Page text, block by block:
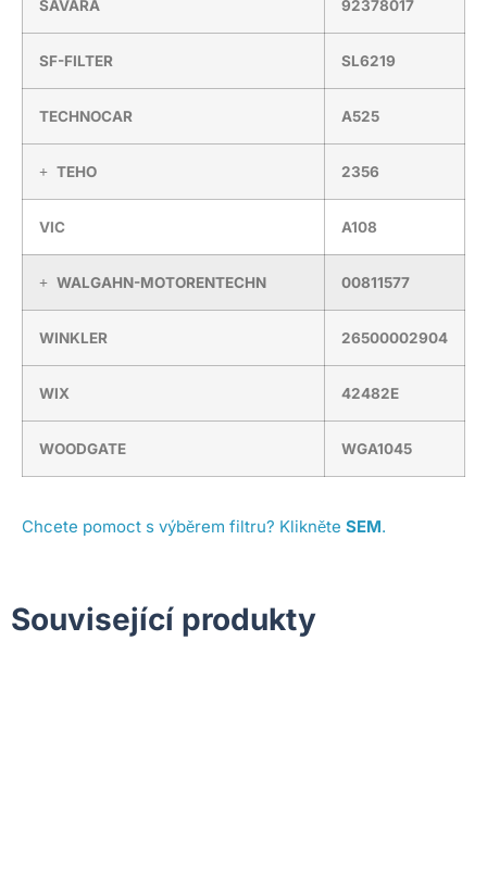
SAVARA 92378017
SF-FILTER SL6219
TECHNOCAR A525
TEHO 2356
VIC A108
WALGAHN-MOTORENTECHN 00811577
WINKLER 26500002904
WIX 42482E
WOODGATE WGA1045
Chcete pomoct s výběrem filtru? Klikněte SEM.
Související produkty